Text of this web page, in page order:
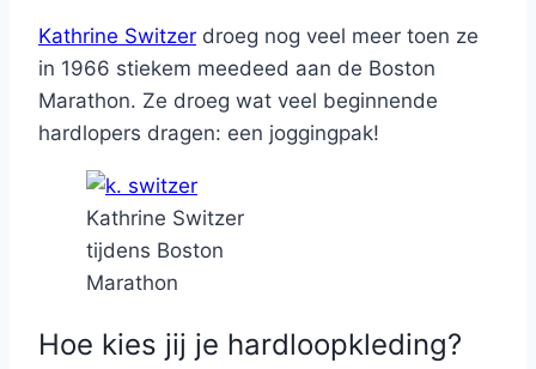
Kathrine Switzer droeg nog veel meer toen ze
in 1966 stiekem meedeed aan de Boston
Marathon. Ze droeg wat veel beginnende
hardlopers dragen: een joggingpak!
Kathrine Switzer
tijdens Boston
Marathon
Hoe kies jij je hardloopkleding?